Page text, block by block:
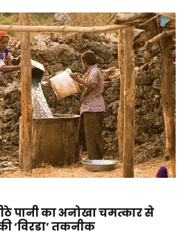
पानी का अनोखा चमत्कार से
‘विरडा’ तकनीक